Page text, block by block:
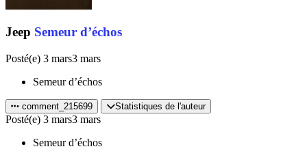
Jeep Semeur d’échos
Posté(e) 3 mars3 mars
Semeur d’échos
comment_215699 Statistiques de l'auteur
Posté(e) 3 mars3 mars
Semeur d’échos